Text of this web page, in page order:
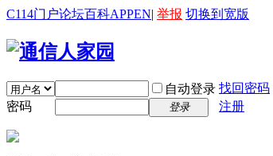
C114门户论坛百科APPEN| 举报 切换到宽版
自动登录 找回密码
密码
登录 注册